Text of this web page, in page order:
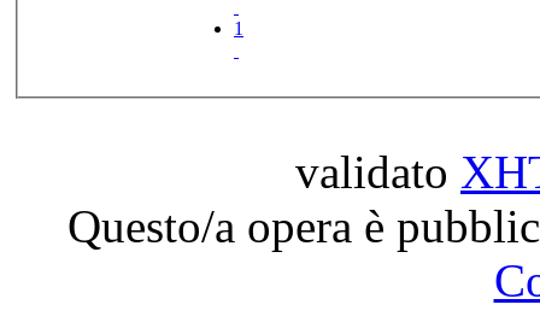
1
validato
Questo/a opera è